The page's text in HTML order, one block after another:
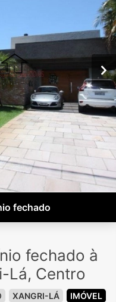
fechado
fechado à
Lá, Centro
XANGRI-LÁ IMÓVEL